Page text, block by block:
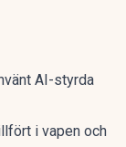
AI-styrda
i vapen och